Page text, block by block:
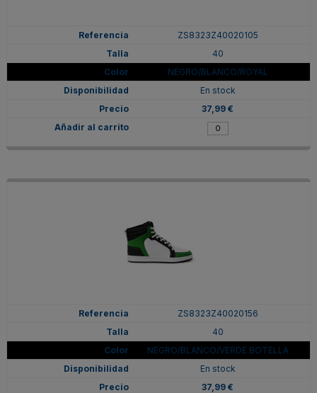
ZS8323Z40020105
40
NEGRO/BLANCO/ROYAL
En stock
37,99 €
ZS8323Z40020156
40
NEGRO/BLANCO/VERDE BOTELLA
En stock
37,99 €